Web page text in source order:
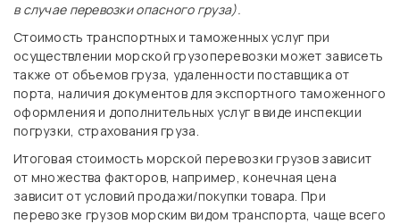
в случае перевозки опасного груза).
Стоимость транспортных и таможенных услуг при
осуществлении морской грузоперевозки может зависеть
также от объемов груза, удаленности поставщика от
порта, наличия документов для экспортного таможенного
оформления и дополнительных услуг в виде инспекции
погрузки, страхования груза.
Итоговая стоимость морской перевозки грузов зависит
от множества факторов, например, конечная цена
зависит от условий продажи/покупки товара. При
перевозке грузов морским видом транспорта, чаще всего